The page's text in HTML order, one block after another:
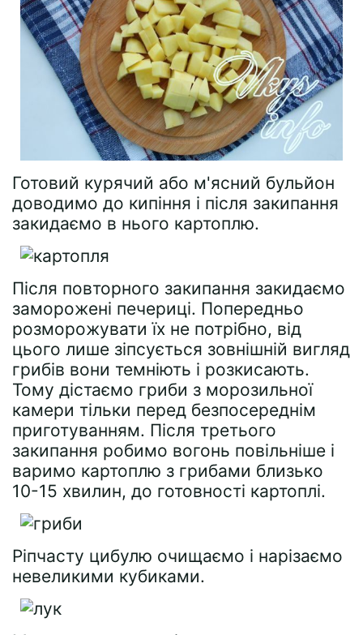
Готовий курячий або м'ясний бульйон
доводимо до кипіння і після закипання
закидаємо в нього картоплю.
Після повторного закипання закидаємо
заморожені печериці. Попередньо
розморожувати їх не потрібно, від
цього лише зіпсується зовнішній вигляд
грибів вони темніють і розкисають.
Тому дістаємо гриби з морозильної
камери тільки перед безпосереднім
приготуванням. Після третього
закипання робимо вогонь повільніше і
варимо картоплю з грибами близько
10-15 хвилин, до готовності картоплі.
Ріпчасту цибулю очищаємо і нарізаємо
невеликими кубиками.